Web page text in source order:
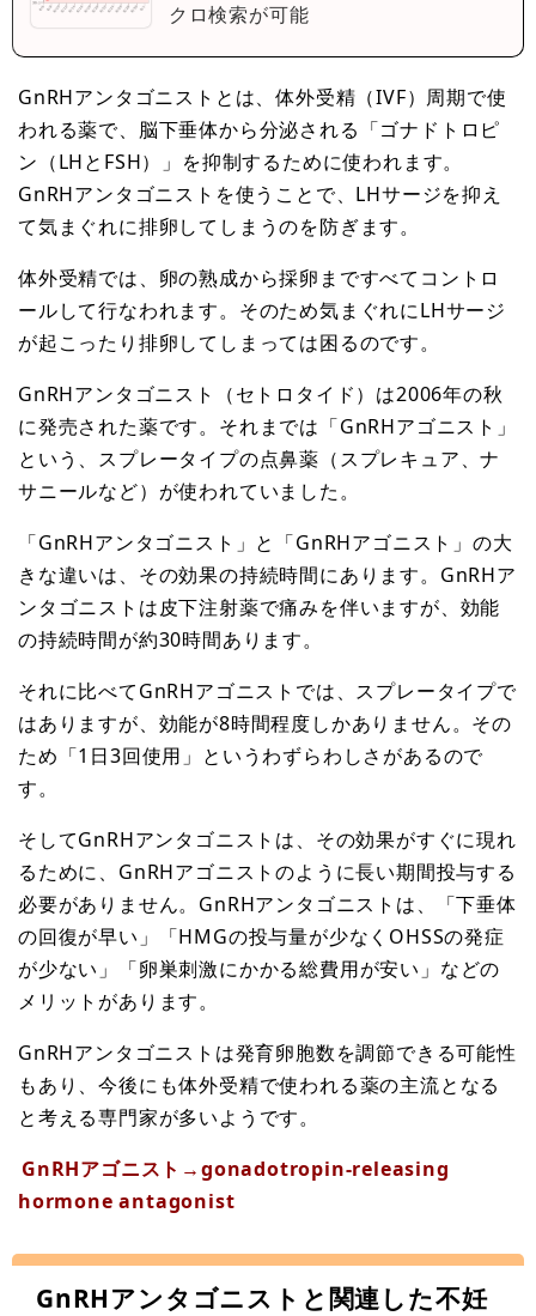
クロ検索が可能
GnRHアンタゴニストとは、体外受精（IVF）周期で使
われる薬で、脳下垂体から分泌される「ゴナドトロピ
ン（LHとFSH）」を抑制するために使われます。
GnRHアンタゴニストを使うことで、LHサージを抑え
て気まぐれに排卵してしまうのを防ぎます。
体外受精では、卵の熟成から採卵まですべてコントロ
ールして行なわれます。そのため気まぐれにLHサージ
が起こったり排卵してしまっては困るのです。
GnRHアンタゴニスト（セトロタイド）は2006年の秋
に発売された薬です。それまでは「GnRHアゴニスト」
という、スプレータイプの点鼻薬（スプレキュア、ナ
サニールなど）が使われていました。
「GnRHアンタゴニスト」と「GnRHアゴニスト」の大
きな違いは、その効果の持続時間にあります。GnRHア
ンタゴニストは皮下注射薬で痛みを伴いますが、効能
の持続時間が約30時間あります。
それに比べてGnRHアゴニストでは、スプレータイプで
はありますが、効能が8時間程度しかありません。その
ため「1日3回使用」というわずらわしさがあるので
す。
そしてGnRHアンタゴニストは、その効果がすぐに現れ
るために、GnRHアゴニストのように長い期間投与する
必要がありません。GnRHアンタゴニストは、「下垂体
の回復が早い」「HMGの投与量が少なくOHSSの発症
が少ない」「卵巣刺激にかかる総費用が安い」などの
メリットがあります。
GnRHアンタゴニストは発育卵胞数を調節できる可能性
もあり、今後にも体外受精で使われる薬の主流となる
と考える専門家が多いようです。
GnRHアゴニスト→gonadotropin-releasing
hormone antagonist
GnRHアンタゴニストと関連した不妊